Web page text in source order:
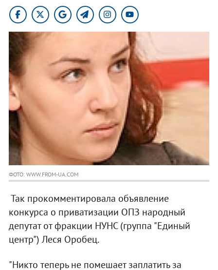
ФОТО: WWW.FROM-UA.COM
Так прокомментировала объявление
конкурса о приватизации ОПЗ народный
депутат от фракции НУНС (группа "Единый
центр") Леся Оробец.
"Никто теперь не помешает заплатить за